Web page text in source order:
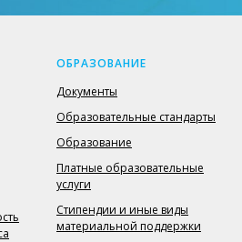
ОБРАЗОВАНИЕ
Документы
Образовательные стандарты
Образование
Платные образовательные
услуги
Стипендии и иные виды
материальной поддержки